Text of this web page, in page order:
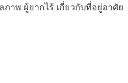
าพ ผู้ยากไร้ เกี่ยวกับที่อยู่อาศัย